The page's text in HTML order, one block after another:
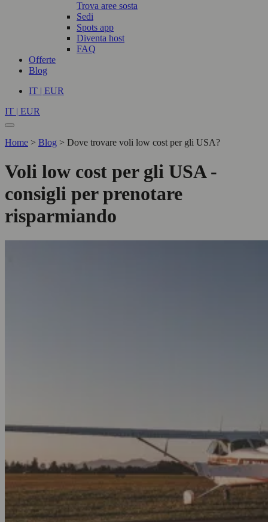
Trova aree sosta
Sedi
Spots app
Diventa host
FAQ
Offerte
Blog
IT | EUR
IT | EUR
Home > Blog > Dove trovare voli low cost per gli USA?
Voli low cost per gli USA -
consigli per prenotare
risparmiando